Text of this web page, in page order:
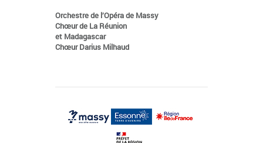
Orchestre de l’Opéra de Massy
Chœur de La Réunion
et Madagascar
Chœur Darius Milhaud